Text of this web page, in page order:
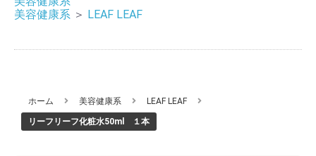
美容健康系 ＞ LEAF LEAF
ホーム 美容健康系 LEAF LEAF
リーフリーフ化粧水50ml １本